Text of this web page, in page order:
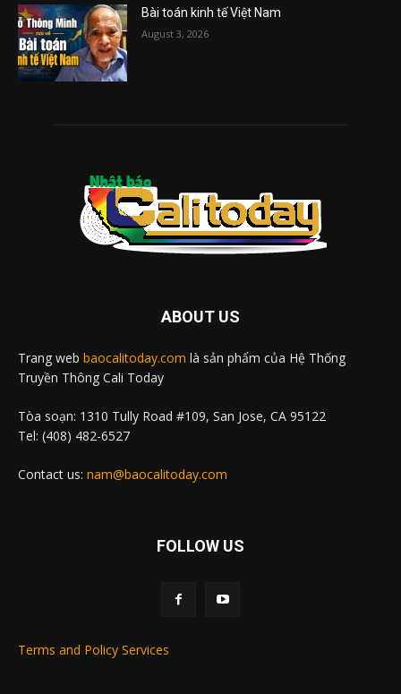
Bài toán kinh tế Việt Nam
August 3, 2026
ABOUT US
Trang web baocalitoday.com là sản phẩm của Hệ Thống
Truyền Thông Cali Today
Tòa soạn: 1310 Tully Road #109, San Jose, CA 95122
Tel: (408) 482-6527
Contact us: nam@baocalitoday.com
FOLLOW US
Terms and Policy Services